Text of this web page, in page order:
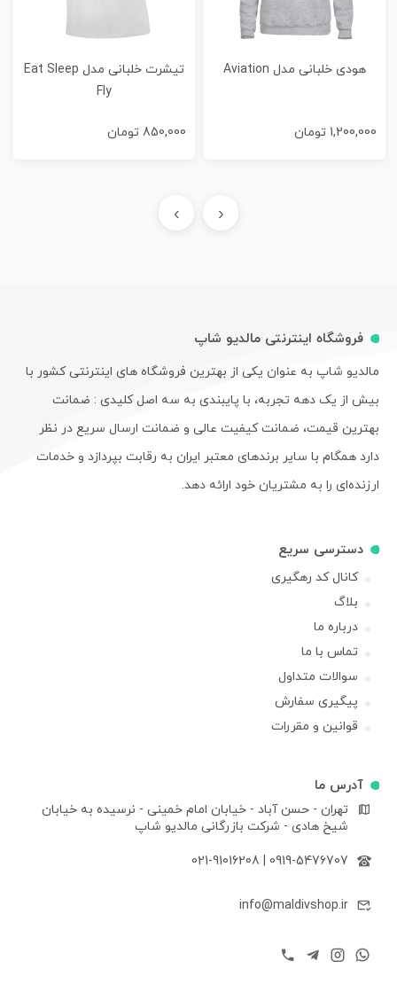
هودی خلبانی مدل Aviation
1,200,000 تومان
تیشرت خلبانی مدل Eat Sleep
Fly
850,000 تومان
‹
›
فروشگاه اینترنتی مالدیو شاپ
مالدیو شاپ به عنوان یکی از بهترین فروشگاه های اینترنتی کشور با
بیش از یک دهه تجربه، با پایبندی به سه اصل کلیدی : ضمانت
بهترین قیمت، ضمانت کیفیت عالی و ضمانت ارسال سریع در نظر
دارد همگام با سایر برندهای معتبر ایران به رقابت بپردازد و خدمات
ارزنده‌ای را به مشتریان خود ارائه دهد.
دسترسی سریع
کانال کد رهگیری
بلاگ
درباره ما
تماس با ما
سوالات متداول
پیگیری سفارش
قوانین و مقررات
آدرس ما
تهران - حسن آباد - خیابان امام خمینی - نرسیده به خیابان
شیخ هادی - شرکت بازرگانی مالدیو شاپ
0919-5476707
|
021-91016208
info@maldivshop.ir